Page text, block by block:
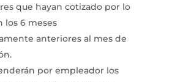
que hayan cotizado por lo
los 6 meses
anteriores al mes de
por empleador los